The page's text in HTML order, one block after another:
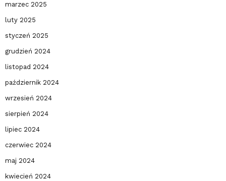
marzec 2025
luty 2025
styczeń 2025
grudzień 2024
listopad 2024
październik 2024
wrzesień 2024
sierpień 2024
lipiec 2024
czerwiec 2024
maj 2024
kwiecień 2024